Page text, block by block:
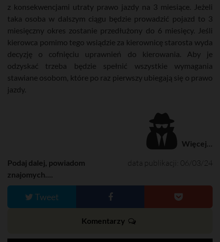
z konsekwencjami utraty prawo jazdy na 3 miesiące. Jeżeli
taka osoba w dalszym ciągu będzie prowadzić pojazd to 3
miesięczny okres zostanie przedłużony do 6 miesięcy. Jeśli
kierowca pomimo tego wsiądzie za kierownicę starosta wyda
decyzję o cofnięciu uprawnień do kierowania. Aby je
odzyskać trzeba będzie spełnić wszystkie wymagania
stawiane osobom, które po raz pierwszy ubiegają się o prawo
jazdy.
Więcej...
data publikacji: 06/03/24
Podaj dalej, powiadom
znajomych....
Tweet
Komentarzy